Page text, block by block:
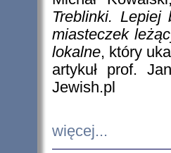
Treblinki. Lepiej
miasteczek
lokalne, który
artykuł prof.
Jewish.pl
więcej...